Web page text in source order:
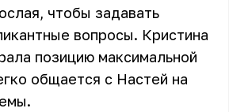
чтобы задавать
вопросы. Кристина
позицию максимальной
общается с Настей на